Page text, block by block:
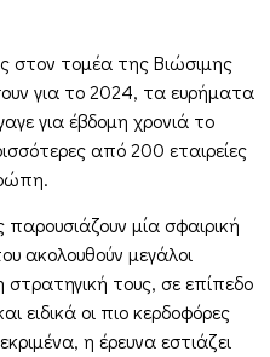
στον τομέα της Βιώσιμης
για το 2024, τα ευρήματα
για έβδομη χρονιά το
από 200 εταιρείες
μία σφαιρική
ακολουθούν μεγάλοι
στρατηγική τους, σε επίπεδο
ειδικά οι πιο κερδοφόρες
η έρευνα εστιάζει